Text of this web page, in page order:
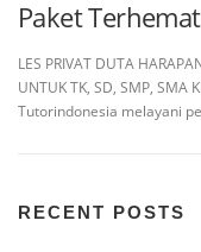
Paket
LES PRIVAT DUTA
UNTUK TK, SD, SMP, SMA
Tutorindonesia melayani
RECENT POSTS